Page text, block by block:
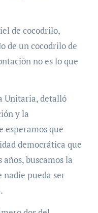
de cocodrilo,
de un cocodrilo de
no es lo que
Unitaria, detalló
y la
esperamos que
democrática que
buscamos la
nadie pueda ser